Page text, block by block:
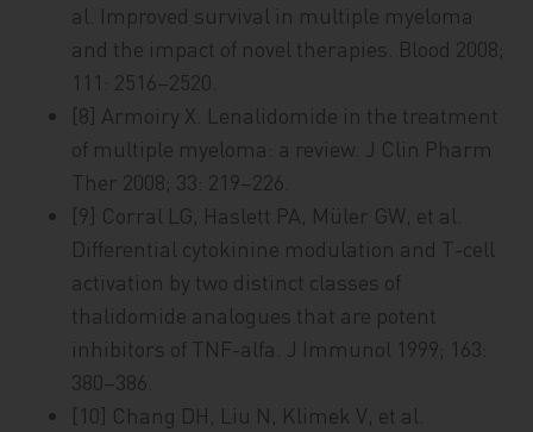
al. Improved survival in multiple myeloma
and the impact of novel therapies. Blood 2008;
111: 2516–2520.
[8] Armoiry X. Lenalidomide in the treatment
of multiple myeloma: a review. J Clin Pharm
Ther 2008; 33: 219–226.
[9] Corral LG, Haslett PA, Müler GW, et al.
Differential cytokinine modulation and T-cell
activation by two distinct classes of
thalidomide analogues that are potent
inhibitors of TNF-alfa. J Immunol 1999; 163:
380–386.
[10] Chang DH, Liu N, Klimek V, et al.